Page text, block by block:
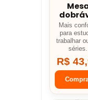
Mais
para
trabalhar
séries.
R$